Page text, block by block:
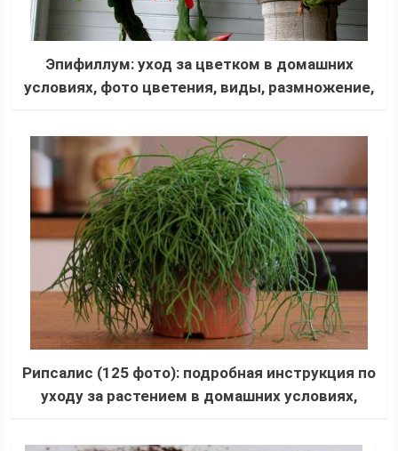
Эпифиллум: уход за цветком в домашних
условиях, фото цветения, виды, размножение,
Рипсалис (125 фото): подробная инструкция по
уходу за растением в домашних условиях,